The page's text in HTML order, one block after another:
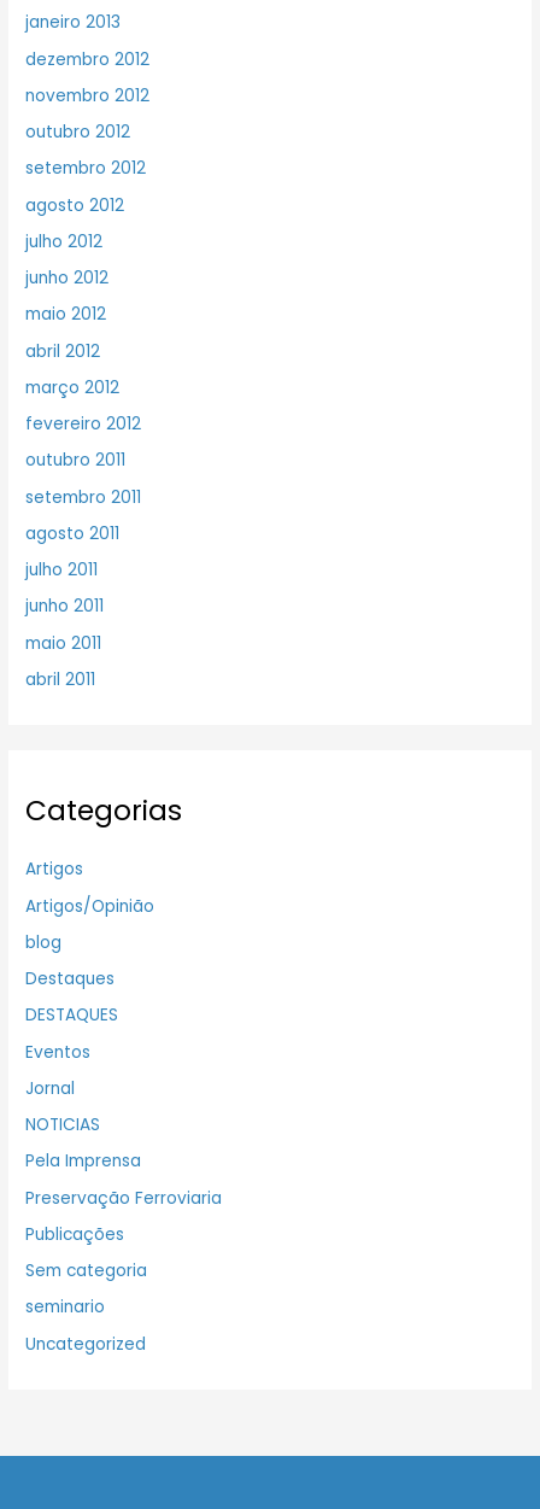
janeiro 2013
dezembro 2012
novembro 2012
outubro 2012
setembro 2012
agosto 2012
julho 2012
junho 2012
maio 2012
abril 2012
março 2012
fevereiro 2012
outubro 2011
setembro 2011
agosto 2011
julho 2011
junho 2011
maio 2011
abril 2011
Categorias
Artigos
Artigos/Opinião
blog
Destaques
DESTAQUES
Eventos
Jornal
NOTICIAS
Pela Imprensa
Preservação Ferroviaria
Publicações
Sem categoria
seminario
Uncategorized